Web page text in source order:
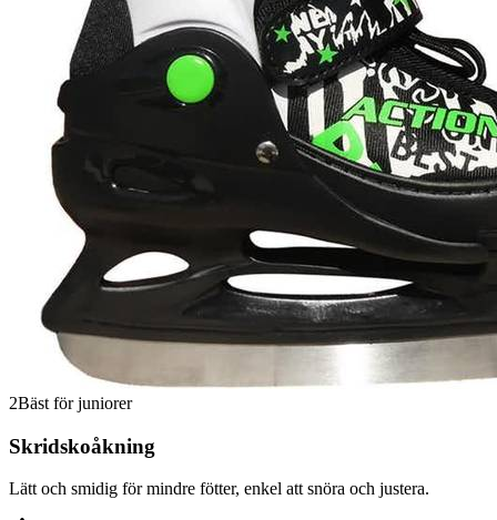
2Bäst för juniorer
Skridskoåkning
Lätt och smidig för mindre fötter, enkel att snöra och justera.